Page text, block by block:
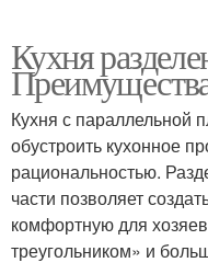
Кухня
Кухня с параллельной
обустроить кухонное
рациональностью.
части позволяет
комфортную для
треугольником» и